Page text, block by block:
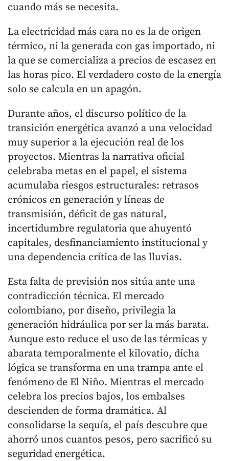
cuando más se necesita.
La electricidad más cara no es la de origen
térmico, ni la generada con gas importado, ni
la que se comercializa a precios de escasez en
las horas pico. El verdadero costo de la energía
solo se calcula en un apagón.
Durante años, el discurso político de la
transición energética avanzó a una velocidad
muy superior a la ejecución real de los
proyectos. Mientras la narrativa oficial
celebraba metas en el papel, el sistema
acumulaba riesgos estructurales: retrasos
crónicos en generación y líneas de
transmisión, déficit de gas natural,
incertidumbre regulatoria que ahuyentó
capitales, desfinanciamiento institucional y
una dependencia crítica de las lluvias.
Esta falta de previsión nos sitúa ante una
contradicción técnica. El mercado
colombiano, por diseño, privilegia la
generación hidráulica por ser la más barata.
Aunque esto reduce el uso de las térmicas y
abarata temporalmente el kilovatio, dicha
lógica se transforma en una trampa ante el
fenómeno de El Niño. Mientras el mercado
celebra los precios bajos, los embalses
descienden de forma dramática. Al
consolidarse la sequía, el país descubre que
ahorró unos cuantos pesos, pero sacrificó su
seguridad energética.